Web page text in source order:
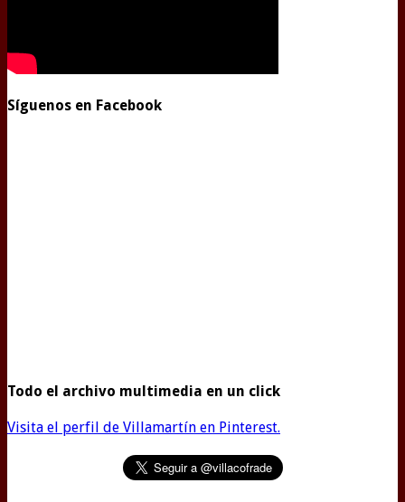
Síguenos en Facebook
Todo el archivo multimedia en un click
Visita el perfil de Villamartín en Pinterest.